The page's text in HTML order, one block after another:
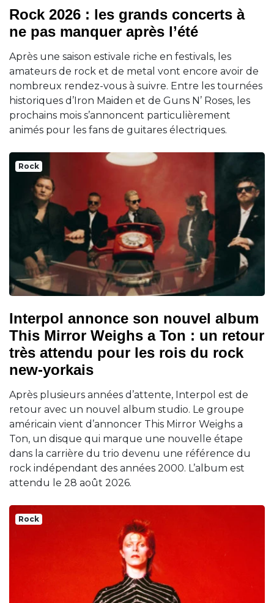
Rock 2026 : les grands concerts à
ne pas manquer après l’été
Après une saison estivale riche en festivals, les
amateurs de rock et de metal vont encore avoir de
nombreux rendez-vous à suivre. Entre les tournées
historiques d’Iron Maiden et de Guns N’ Roses, les
prochains mois s’annoncent particulièrement
animés pour les fans de guitares électriques.
Rock
Interpol annonce son nouvel album
This Mirror Weighs a Ton : un retour
très attendu pour les rois du rock
new-yorkais
Après plusieurs années d’attente, Interpol est de
retour avec un nouvel album studio. Le groupe
américain vient d’annoncer This Mirror Weighs a
Ton, un disque qui marque une nouvelle étape
dans la carrière du trio devenu une référence du
rock indépendant des années 2000. L’album est
attendu le 28 août 2026.
Rock